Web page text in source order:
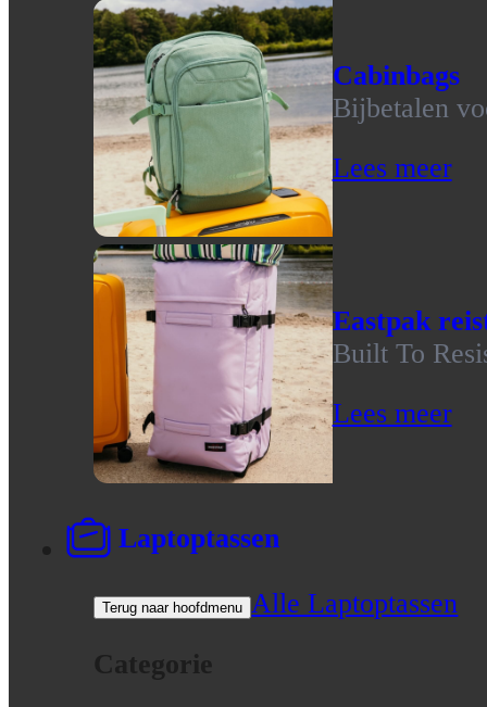
Cabinbags
Bijbetalen
Lees meer
Eastpak
Built To
Lees meer
Laptoptassen
Terug naar hoofdmenu Alle Laptoptassen
Categorie